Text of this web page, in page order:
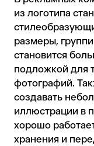
из логотипа
размеры,
становится
подложкой для
фотографий.
создавать
иллюстрации в
хорошо
хранения и